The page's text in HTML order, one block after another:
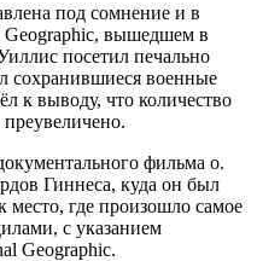
под сомнение и в
Geographic, вышедшем в
посетил печально
сохранившиеся военные
к выводу, что количество
фильма о.
Гиннеса, куда он был
место, где произошло самое
с указанием
Geographic.